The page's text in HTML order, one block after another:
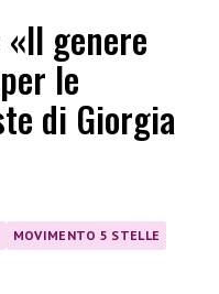
genere
le
di Giorgia
MOVIMENTO 5 STELLE